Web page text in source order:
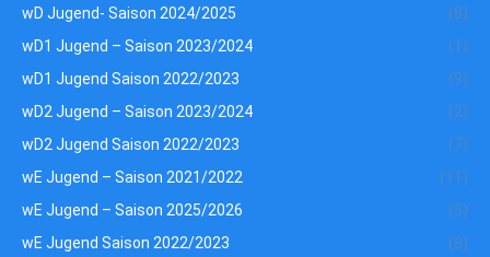
wD Jugend- Saison 2024/2025
(8)
wD1 Jugend – Saison 2023/2024
(1)
wD1 Jugend Saison 2022/2023
(9)
wD2 Jugend – Saison 2023/2024
(2)
wD2 Jugend Saison 2022/2023
(7)
wE Jugend – Saison 2021/2022
(11)
wE Jugend – Saison 2025/2026
(5)
wE Jugend Saison 2022/2023
(8)